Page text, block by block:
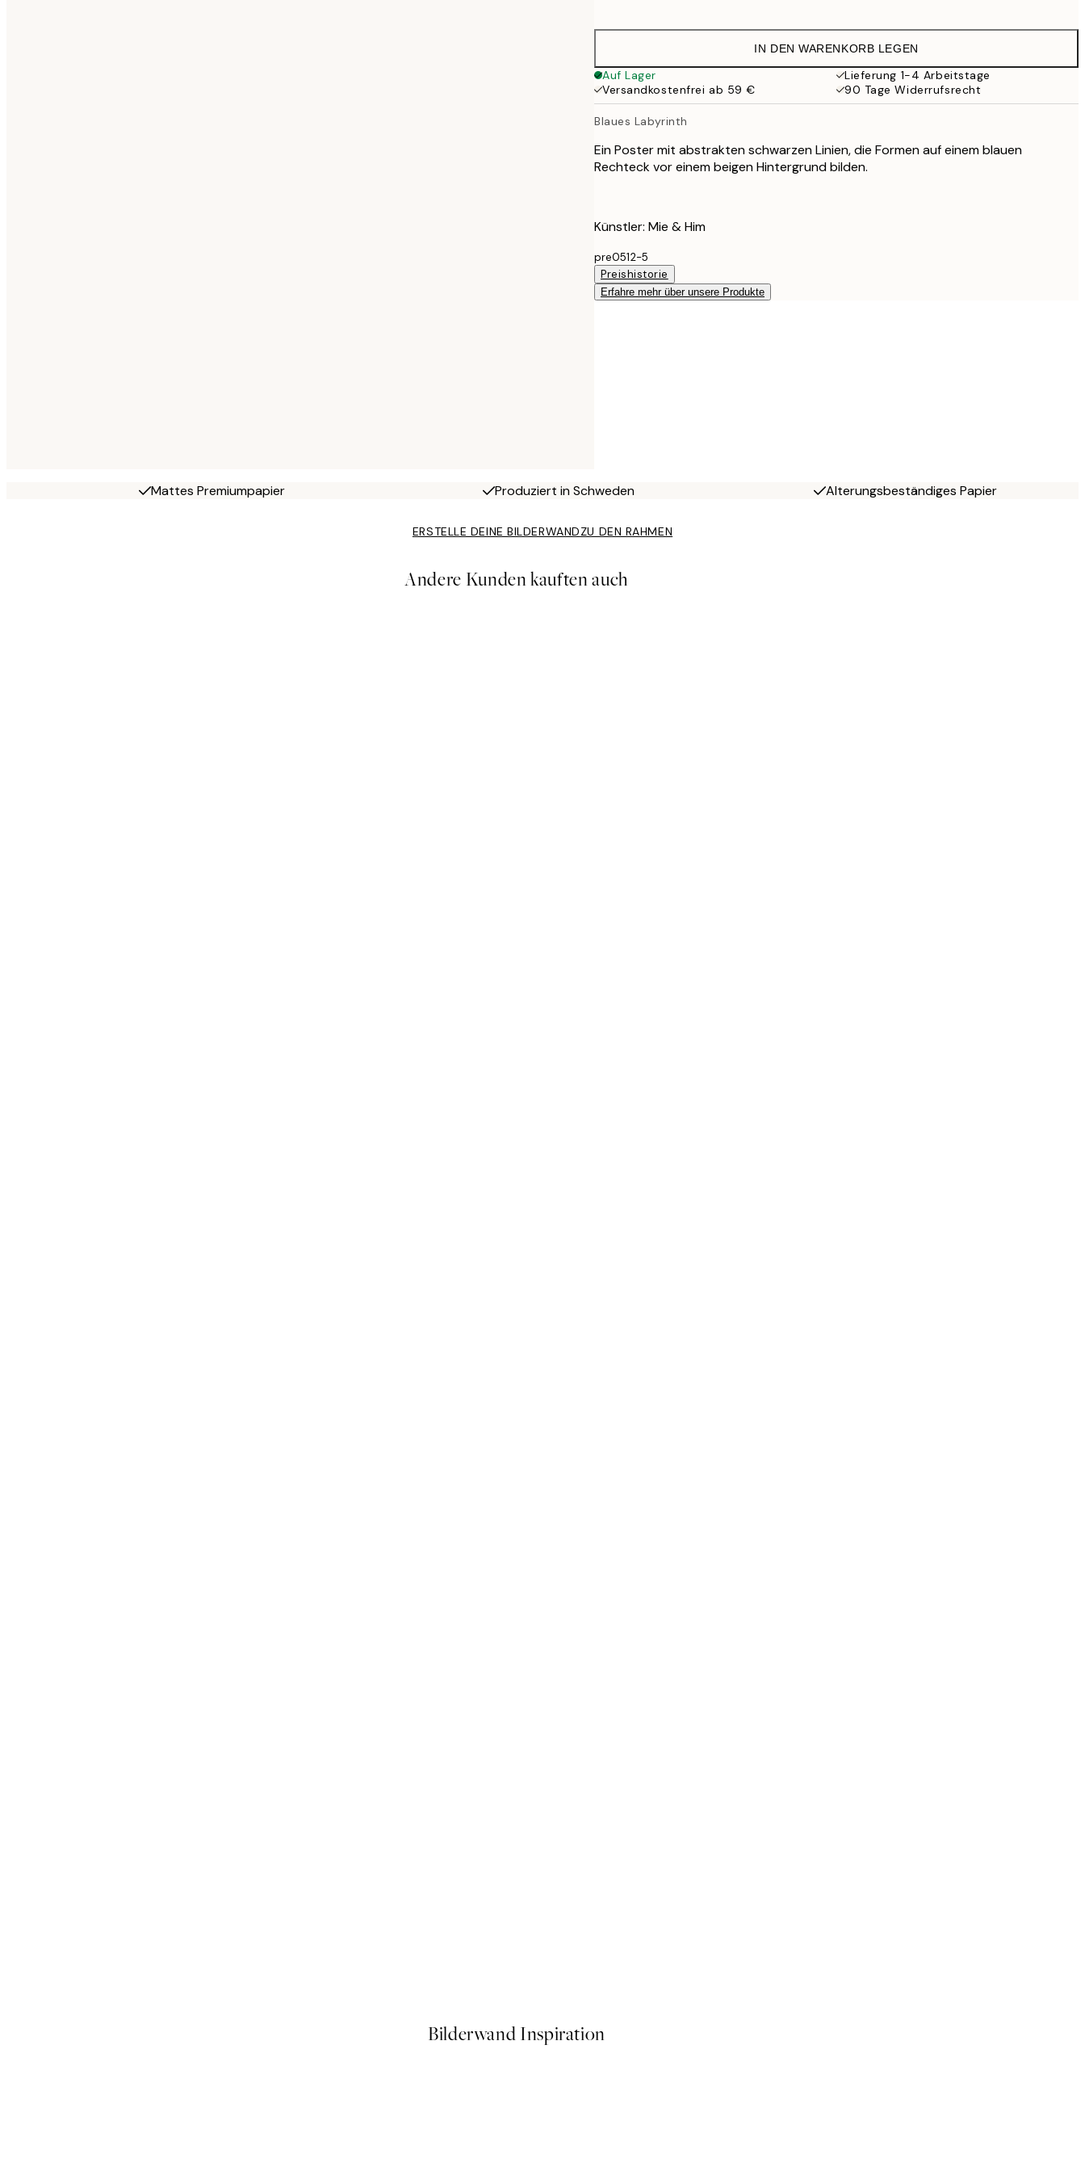
41,95 €
IN DEN WARENKORB LEGEN
Auf Lager
Lieferung 1-4 Arbeitstage
Versandkostenfrei ab 59 €
90 Tage Widerrufsrecht
Blaues Labyrinth
Ein Poster mit abstrakten schwarzen Linien, die Formen auf einem blauen
Rechteck vor einem beigen Hintergrund bilden.
Künstler: Mie & Him
pre0512-5
Preishistorie
Erfahre mehr über unsere Produkte
Mattes Premiumpapier Produziert in Schweden Alterungsbeständiges Papier
ERSTELLE DEINE BILDERWANDZU DEN RAHMEN
Andere Kunden kauften auch
Bilderwand Inspiration